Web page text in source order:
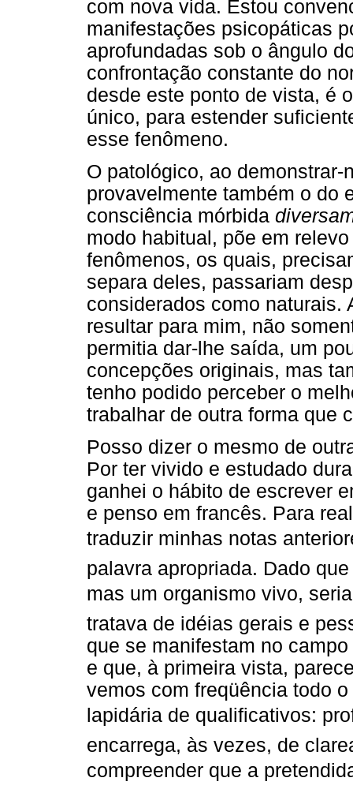
com nova vida. Estou
manifestações psicopáticas
aprofundadas sob o ângulo
confrontação constante do
desde este ponto de vista, é
único, para estender
esse fenômeno.
O patológico, ao
provavelmente também o do
consciência mórbida
modo habitual, põe em
fenômenos, os quais,
separa deles, passariam
considerados como naturais.
resultar para mim, não
permitia dar-lhe saída, um
concepções originais, mas
tenho podido perceber o
trabalhar de outra forma que
Posso dizer o mesmo de
Por ter vivido e estudado
ganhei o hábito de escrever
e penso em francês. Para
traduzir minhas notas
palavra apropriada. Dado
mas um organismo vivo, seria
tratava de idéias gerais e
que se manifestam no
e que, à primeira vista,
vemos com freqüência todo
lapidária de qualificativos:
encarrega, às vezes, de
compreender que a